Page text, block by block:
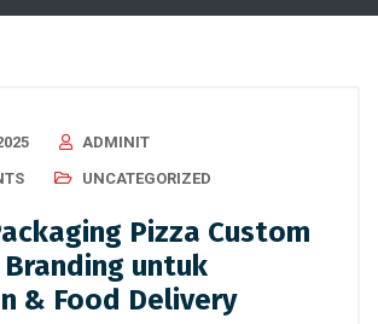
ADMINIT
UNCATEGORIZED
Pizza Custom
Branding untuk
& Food Delivery